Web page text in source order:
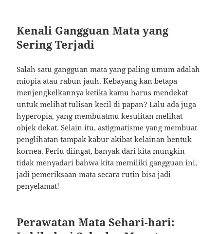
Kenali Gangguan Mata yang
Sering Terjadi
Salah satu gangguan mata yang paling umum adalah
miopia atau rabun jauh. Kebayang kan betapa
menjengkelkannya ketika kamu harus mendekat
untuk melihat tulisan kecil di papan? Lalu ada juga
hyperopia, yang membuatmu kesulitan melihat
objek dekat. Selain itu, astigmatisme yang membuat
penglihatan tampak kabur akibat kelainan bentuk
kornea. Perlu diingat, banyak dari kita mungkin
tidak menyadari bahwa kita memiliki gangguan ini,
jadi pemeriksaan mata secara rutin bisa jadi
penyelamat!
Perawatan Mata Sehari-hari: